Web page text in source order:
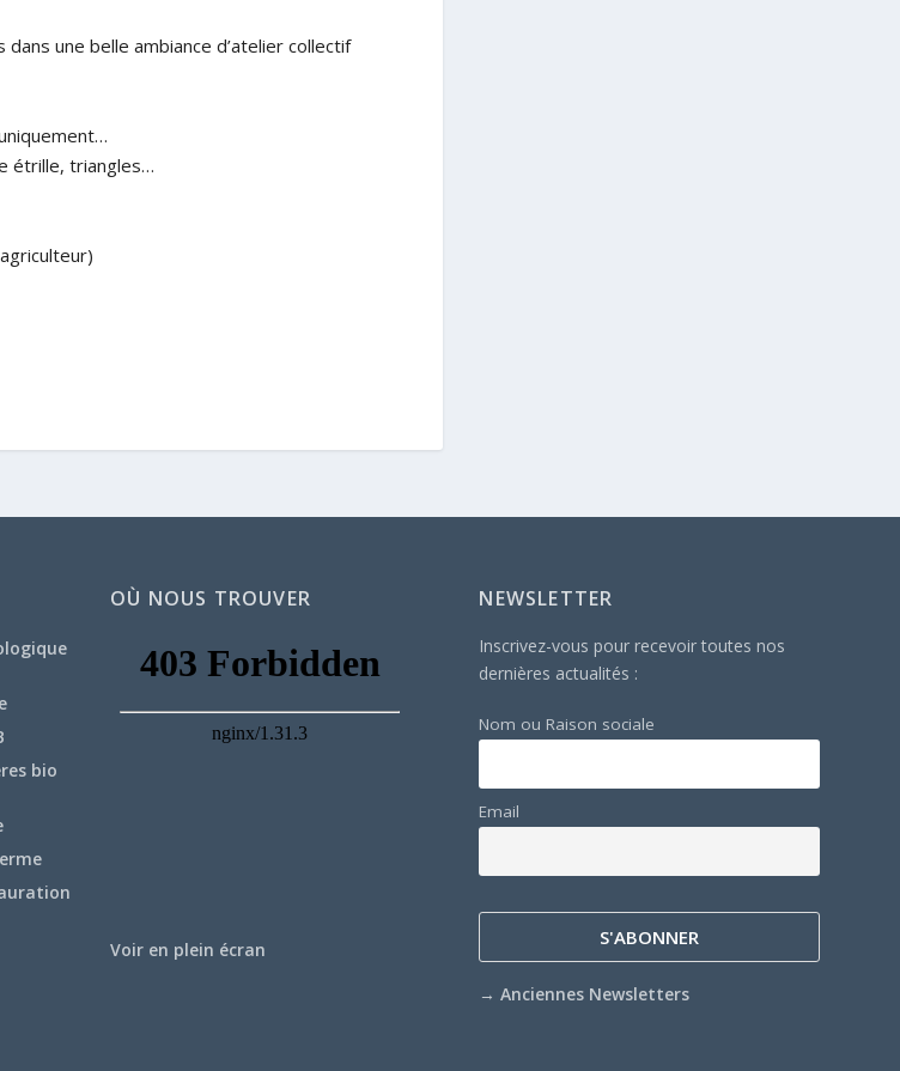
une belle ambiance d’atelier collectif
étrille, triangles…
bio
OÙ NOUS TROUVER
Voir en plein écran
NEWSLETTER
Inscrivez-vous pour recevoir toutes nos
dernières actualités :
Nom ou Raison sociale
Email
→Anciennes Newsletters